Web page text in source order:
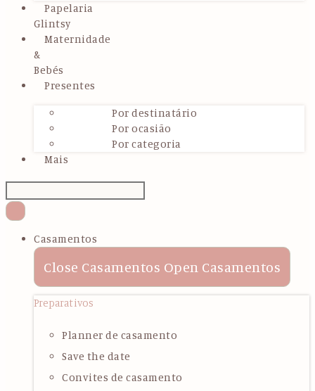
Papelaria
Glintsy
Maternidade
&
Bebés
Presentes
Por destinatário
Por ocasião
Por categoria
Mais
Casamentos
Close Casamentos Open Casamentos
Preparativos
Planner de casamento
Save the date
Convites de casamento